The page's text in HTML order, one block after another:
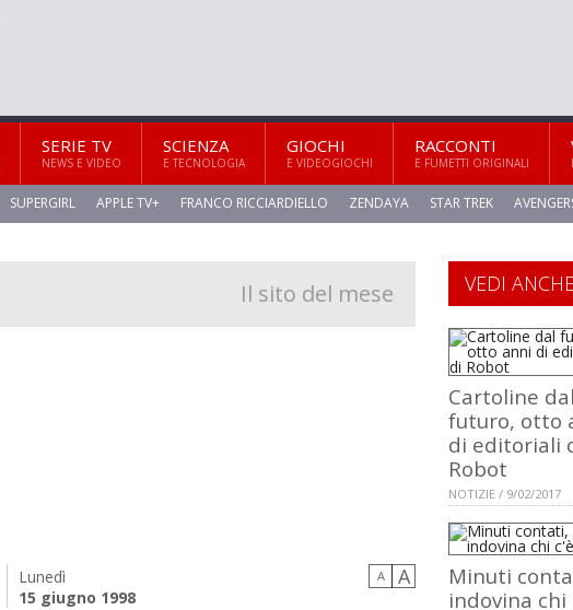
SERIE TV
NEWS E VIDEO
SCIENZA
E TECNOLOGIA
GIOCHI
E VIDEOGIOCHI
RACCONTI
E FUMETTI ORIGINALI
SUPERGIRL APPLE TV+ FRANCO RICCIARDIELLO ZENDAYA STAR TREK
Il sito del mese
Lunedì
15 giugno 1998
A A
VEDI ANCHE
Cartoline dal
futuro, otto
di editoriali
Robot
NOTIZIE / 9/02/2017
Minuti
indovina chi